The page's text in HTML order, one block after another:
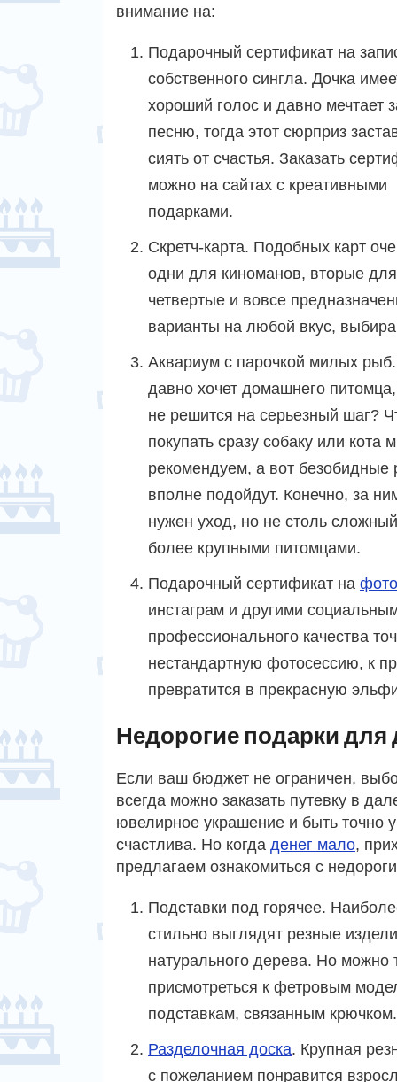
внимание на:
Подарочный сертификат на
собственного сингла. Дочка
хороший голос и давно мечтает
песню, тогда этот сюрприз
сиять от счастья. Заказать
можно на сайтах с креативными
подарками.
Скретч-карта. Подобных карт
одни для киноманов, вторые
четвертые и вовсе
варианты на любой вкус,
Аквариум с парочкой милых
давно хочет домашнего
не решится на серьезный шаг?
покупать сразу собаку или кота
рекомендуем, а вот безобидные
вполне подойдут. Конечно, за
нужен уход, но не столь
более крупными питомцами.
Подарочный сертификат на
инстаграм и другими
профессионального качества
нестандартную фотосессию, к
превратится в прекрасную
Недорогие подарки для
Если ваш бюджет не ограничен,
всегда можно заказать путевку в
ювелирное украшение и быть точно
счастлива. Но когда денег мало,
предлагаем ознакомиться с
Подставки под горячее.
стильно выглядят резные
натурального дерева. Но можно
присмотреться к фетровым
подставкам, связанным крючком.
Разделочная доска. Крупная
с пожеланием понравится